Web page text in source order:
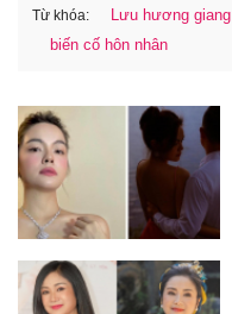
Từ khóa: Lưu hương giang
biến cố hôn nhân